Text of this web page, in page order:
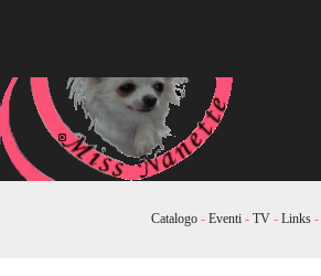
Catalogo- Eventi- TV- Links-